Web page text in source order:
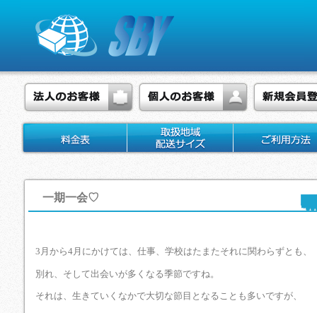
一期一会♡
3月から4月にかけては、仕事、学校はたまたそれに関わらずとも、
別れ、そして出会いが多くなる季節ですね。
それは、生きていくなかで大切な節目となることも多いですが、